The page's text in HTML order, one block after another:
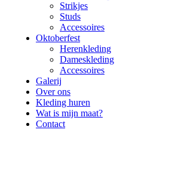
Strikjes
Studs
Accessoires
Oktoberfest
Herenkleding
Dameskleding
Accessoires
Galerij
Over ons
Kleding huren
Wat is mijn maat?
Contact